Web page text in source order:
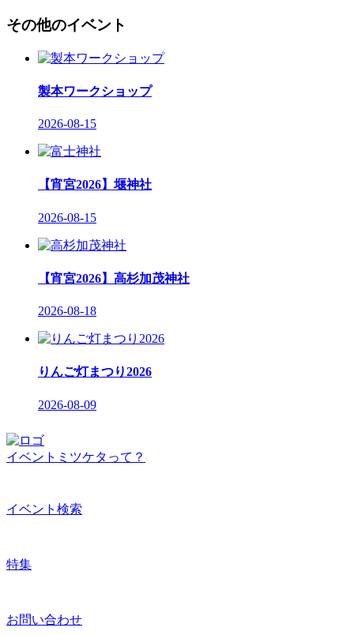
その他のイベント
製本ワークショップ
2026-08-15
【宵宮2026】堰神社
2026-08-15
【宵宮2026】高杉加茂神社
2026-08-18
りんご灯まつり2026
2026-08-09
イベントミツケタって？
イベント検索
特集
お問い合わせ